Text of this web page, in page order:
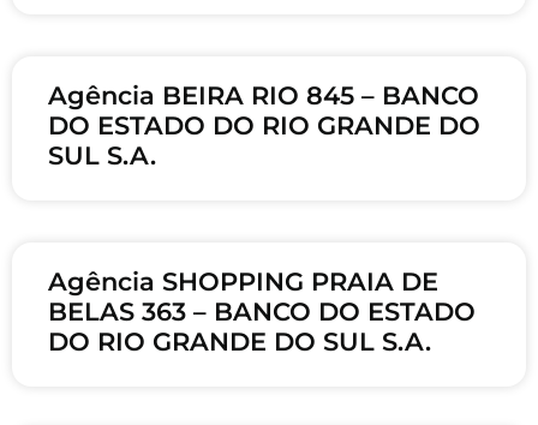
Agência BEIRA RIO 845 – BANCO
DO ESTADO DO RIO GRANDE DO
SUL S.A.
Agência SHOPPING PRAIA DE
BELAS 363 – BANCO DO ESTADO
DO RIO GRANDE DO SUL S.A.